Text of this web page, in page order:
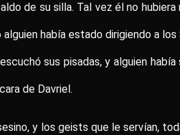
de su silla. Tal vez él no
alguien había estado dirigiendo a
sus pisadas, y alguien
de Davriel.
y los geists que le servían,